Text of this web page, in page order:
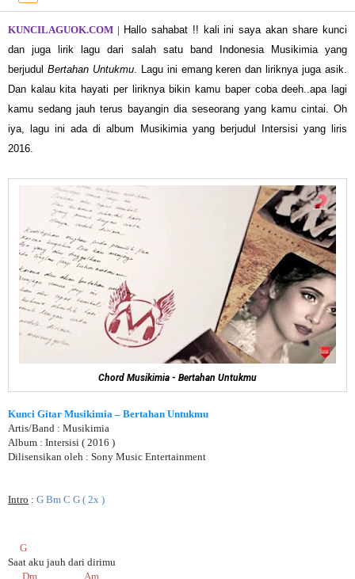
KUNCILAGUOK.COM | Hallo sahabat !! kali ini saya akan share kunci
dan juga lirik lagu dari salah satu band Indonesia Musikimia yang
berjudul Bertahan Untukmu. Lagu ini emang keren dan liriknya juga asik.
Dan kalau kita hayati per liriknya bikin kamu baper coba deeh..apa lagi
kamu sedang jauh terus bayangin dia seseorang yang kamu cintai. Oh
iya, lagu ini ada di album Musikimia yang berjudul Intersisi yang liris
2016.
Chord Musikimia - Bertahan Untukmu
Kunci Gitar Musikimia – Bertahan Untukmu
Artis/Band : Musikimia
Album : Intersisi ( 2016 )
Dilisensikan oleh : Sony Music Entertainment
Intro : G Bm C G ( 2x )
G
Saat aku jauh dari dirimu
Dm Am